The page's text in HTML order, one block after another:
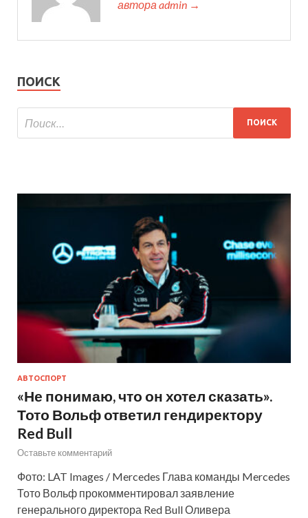
автора admin →
ПОИСК
АВТОСПОРТ
«Не понимаю, что он хотел сказать».
Тото Вольф ответил гендиректору
Red Bull
Оставьте комментарий
Фото: LAT Images / Mercedes Глава команды Mercedes
Тото Вольф прокомментировал заявление
генерального директора Red Bull Оливера